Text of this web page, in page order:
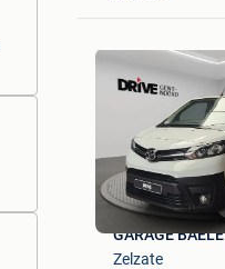
GARAGE BAELE
Zelzate